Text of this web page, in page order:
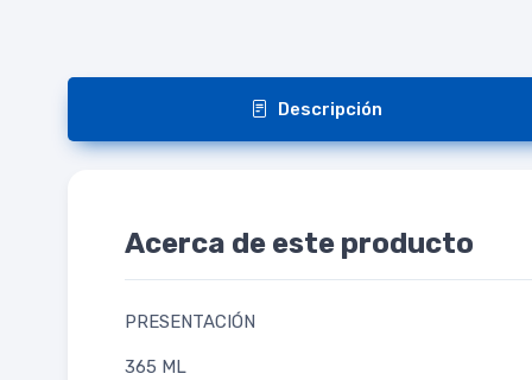
Descripción
Acerca de este producto
PRESENTACIÓN
365 ML